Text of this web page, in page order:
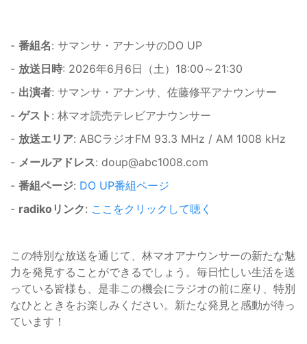
- 番組名: サマンサ・アナンサのDO UP
- 放送日時: 2026年6月6日（土）18:00～21:30
- 出演者: サマンサ・アナンサ、佐藤修平アナウンサー
- ゲスト : 林マオ読売テレビアナウンサー
- 放送エリア: ABCラジオFM 93.3 MHz / AM 1008 kHz
- メールアドレス: doup@abc1008.com
- 番組ページ: DO UP番組ページ
- radikoリンク: ここをクリックして聴く
この特別な放送を通じて、林マオアナウンサーの新たな魅
力を発見することができるでしょう。毎日忙しい生活を送
っている皆様も、是非この機会にラジオの前に座り、特別
なひとときをお楽しみください。新たな発見と感動が待っ
ています！